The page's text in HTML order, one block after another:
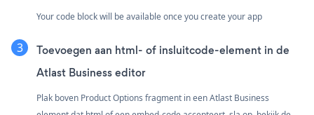
Your code block will be available once you create your app
Toevoegen aan html- of insluitcode-element in de
Atlast Business editor
Plak boven Product Options fragment in een Atlast Business